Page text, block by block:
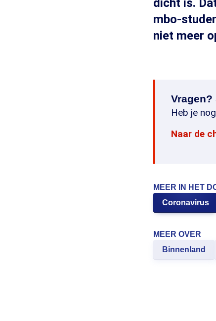
dicht is.
mbo-
niet meer
Vragen?
Heb je
Naar de
MEER IN HET
Coronavirus
MEER OVER
Binnenland